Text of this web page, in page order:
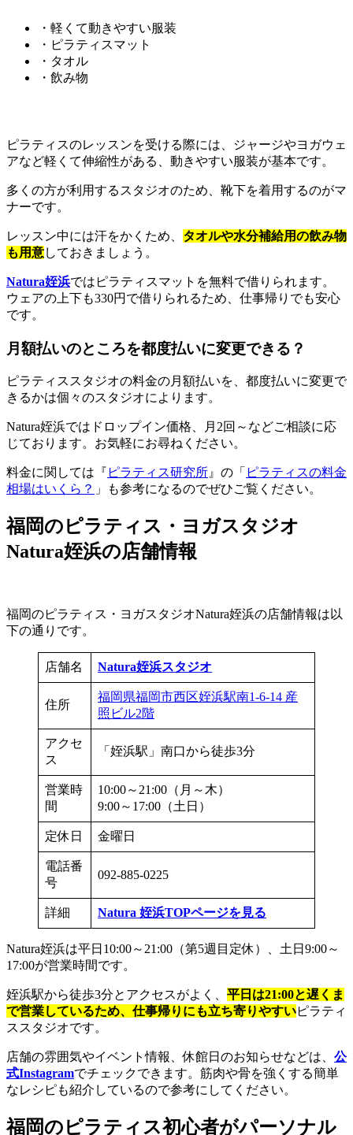
・軽くて動きやすい服装
・ピラティスマット
・タオル
・飲み物
ピラティスのレッスンを受ける際には、ジャージやヨガウェ
アなど軽くて伸縮性がある、動きやすい服装が基本です。
多くの方が利用するスタジオのため、靴下を着用するのがマ
ナーです。
レッスン中には汗をかくため、 タオルや水分補給用の飲み物
も用意しておきましょう。
Natura姪浜ではピラティスマットを無料で借りられます。
ウェアの上下も330円で借りられるため、仕事帰りでも安心
です。
月額払いのところを都度払いに変更できる？
ピラティススタジオの料金の月額払いを、都度払いに変更で
きるかは個々のスタジオによります。
Natura姪浜ではドロップイン価格、月2回～などご相談に応
じております。お気軽にお尋ねください。
料金に関しては『 ピラティス研究所 』の「 ピラティスの料金
相場はいくら？ 」も参考になるのでぜひご覧ください。
福岡のピラティス・ヨガスタジオ
Natura姪浜の店舗情報
福岡のピラティス・ヨガスタジオNatura姪浜の店舗情報は以
下の通りです。
店舗名 Natura姪浜スタジオ
住所
福岡県福岡市西区姪浜駅南1-6-14 産
照ビル2階
アクセ
ス
「姪浜駅」南口から徒歩3分
営業時
間
10:00～21:00（月～木）
9:00～17:00（土日）
定休日 金曜日
電話番
号
092-885-0225
詳細 Natura 姪浜TOPページを見る
Natura姪浜は平日10:00～21:00（第5週目定休）、土日9:00～
17:00が営業時間です。
姪浜駅から徒歩3分とアクセスがよく、 平日は21:00と遅くま
で営業しているため、仕事帰りにも立ち寄りやすいピラティ
ススタジオです。
店舗の雰囲気やイベント情報、休館日のお知らせなどは、 公
式Instagramでチェックできます。筋肉や骨を強くする簡単
なレシピも紹介しているので参考にしてください。
福岡のピラティス初心者がパーソナル